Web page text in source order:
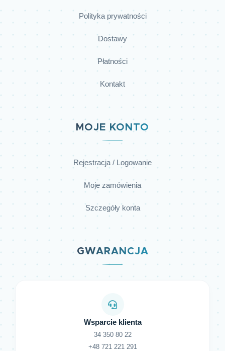
Polityka prywatności
Dostawy
Płatności
Kontakt
MOJE KONTO
Rejestracja / Logowanie
Moje zamówienia
Szczegóły konta
GWARANCJA
Wsparcie klienta
34 350 80 22
+48 721 221 291